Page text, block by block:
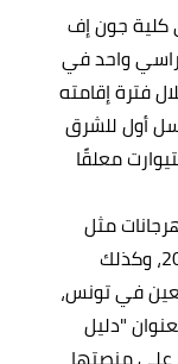
جون إف
واحد في
وذلك في عام 2015 خلال فترة إقامته
أول للشرق
معلقًا
مثل
حفل توزيع جوائز إيمي الدولي لعام 2015، وكذلك
في تونس،
"دليل